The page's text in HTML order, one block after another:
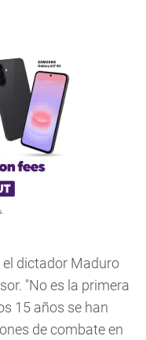
dictador Maduro
"No es la primera
15 años se han
de combate en